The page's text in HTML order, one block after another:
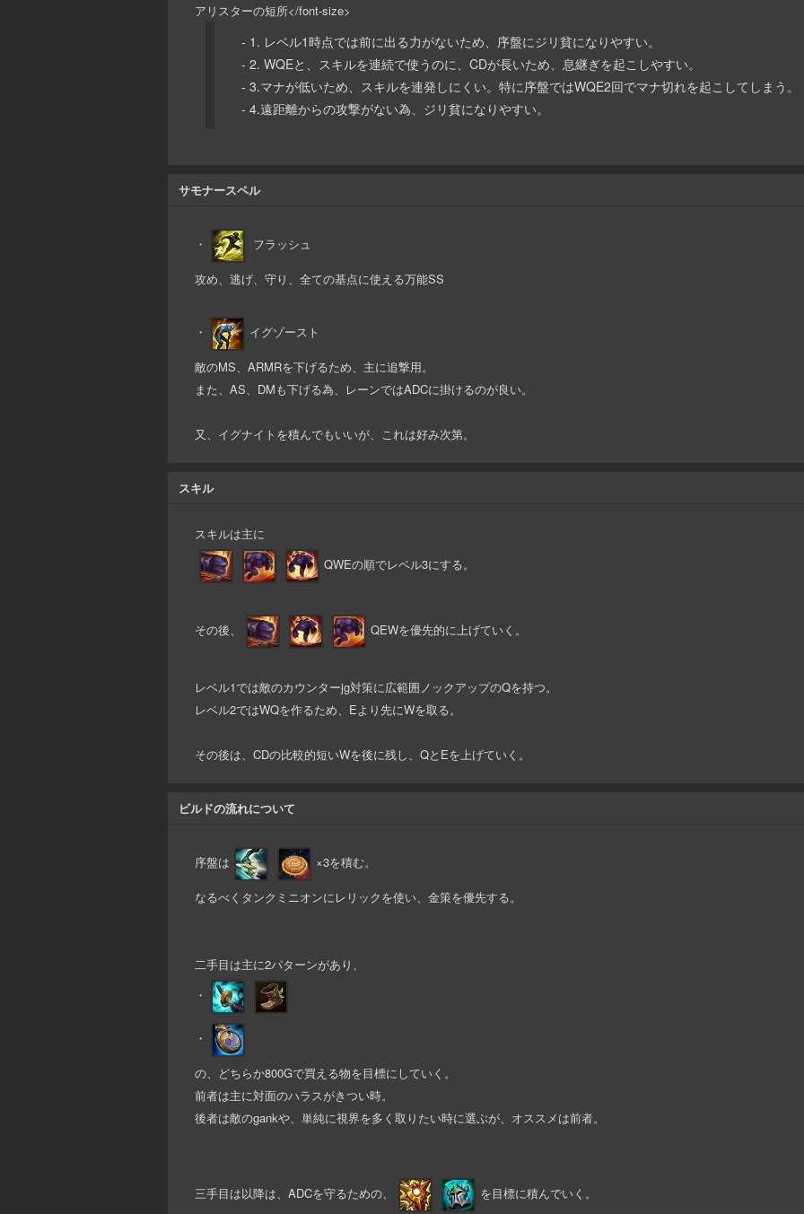
アリスターの短所</font-size>
- 1. レベル1時点では前に出る力がないため、序盤にジリ貧になりやすい。
- 2. WQEと、スキルを連続で使うのに、CDが長いため、息継ぎを起こしやすい。
- 3.マナが低いため、スキルを連発しにくい。特に序盤ではWQE2回でマナ切れを起こしてしまう。
- 4.遠距離からの攻撃がない為、ジリ貧になりやすい。
サモナースペル
・ フラッシュ
攻め、逃げ、守り、全ての基点に使える万能SS
・ イグゾースト
敵のMS、ARMRを下げるため、主に追撃用。
また、AS、DMも下げる為、レーンではADCに掛けるのが良い。
又、イグナイトを積んでもいいが、これは好み次第。
スキル
スキルは主に
QWEの順でレベル3にする。
その後、 QEWを優先的に上げていく。
レベル1では敵のカウンターjg対策に広範囲ノックアップのQを持つ。
レベル2ではWQを作るため、Eより先にWを取る。
その後は、CDの比較的短いWを後に残し、QとEを上げていく。
ビルドの流れについて
序盤は ×3を積む。
なるべくタンクミニオンにレリックを使い、金策を優先する。
二手目は主に2パターンがあり、
・
・
の、どちらか800Gで買える物を目標にしていく。
前者は主に対面のハラスがきつい時。
後者は敵のgankや、単純に視界を多く取りたい時に選ぶが、オススメは前者。
三手目は以降は、ADCを守るための、 を目標に積んでいく。